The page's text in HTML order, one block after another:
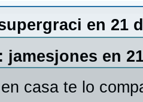
en 21
jamesjones en
casa te lo